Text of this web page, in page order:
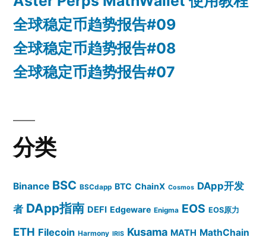
全球稳定币趋势报告#09
全球稳定币趋势报告#08
全球稳定币趋势报告#07
分类
Binance BSC BSCdapp BTC ChainX Cosmos DApp开发
者 DApp指南 DEFI Edgeware Enigma EOS EOS原力
ETH Filecoin Harmony IRIS Kusama MATH MathChain